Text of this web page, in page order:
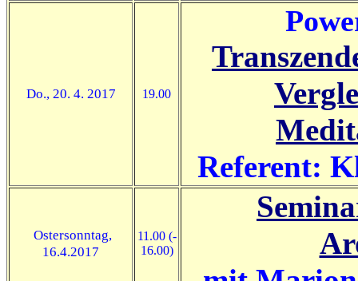
Do., 20. 4. 2017 19.00
Referent:
Ostersonntag,
16.4.2017
11.00 (-
16.00)